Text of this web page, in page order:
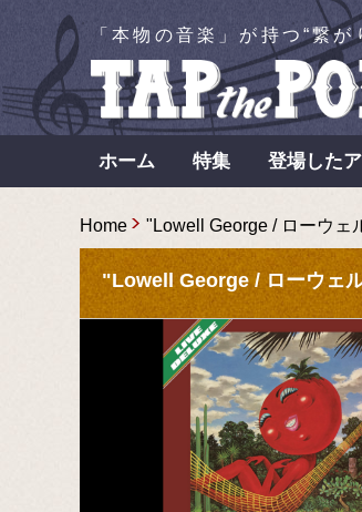
「本物の音楽」が持つ“繋
ホーム 特集 登場した
Home "Lowell George / ローウェ
"Lowell George / ローウェ